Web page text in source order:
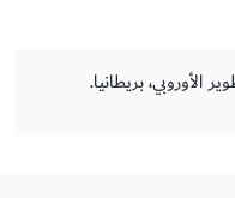
بريطانيا.